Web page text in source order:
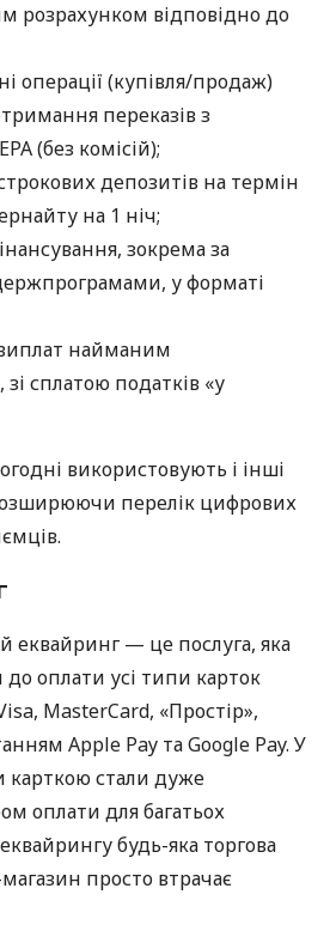
розрахунком відповідно до
операції (купівля/продаж)
переказів з
(без комісій);
депозитів на термін
на 1 ніч;
зокрема за
у форматі
найманим
сплатою податків «у
використовують і інші
перелік цифрових
еквайринг — це послуга, яка
оплати усі типи карток
MasterCard, «Простір»,
Apple Pay та Google Pay. У
карткою стали дуже
оплати для багатьох
будь-яка торгова
просто втрачає